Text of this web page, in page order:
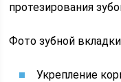
протезирования
Фото зубной
Укрепление